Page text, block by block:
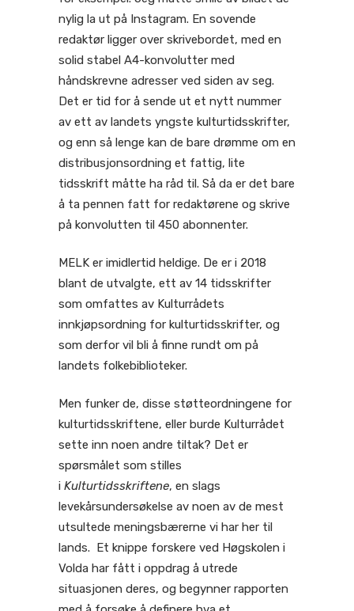
nylig la ut på Instagram. En sovende
redaktør ligger over skrivebordet, med en
solid stabel A4-konvolutter med
håndskrevne adresser ved siden av seg.
Det er tid for å sende ut et nytt nummer
av ett av landets yngste kulturtidsskrifter,
og enn så lenge kan de bare drømme om en
distribusjonsordning et fattig, lite
tidsskrift måtte ha råd til. Så da er det bare
å ta pennen fatt for redaktørene og skrive
på konvolutten til 450 abonnenter.
MELK er imidlertid heldige. De er i 2018
blant de utvalgte, ett av 14 tidsskrifter
som omfattes av Kulturrådets
innkjøpsordning for kulturtidsskrifter, og
som derfor vil bli å finne rundt om på
landets folkebiblioteker.
Men funker de, disse støtteordningene for
kulturtidsskriftene, eller burde Kulturrådet
sette inn noen andre tiltak? Det er
spørsmålet som stilles
i Kulturtidsskriftene, en slags
levekårsundersøkelse av noen av de mest
utsultede meningsbærerne vi har her til
lands. Et knippe forskere ved Høgskolen i
Volda har fått i oppdrag å utrede
situasjonen deres, og begynner rapporten